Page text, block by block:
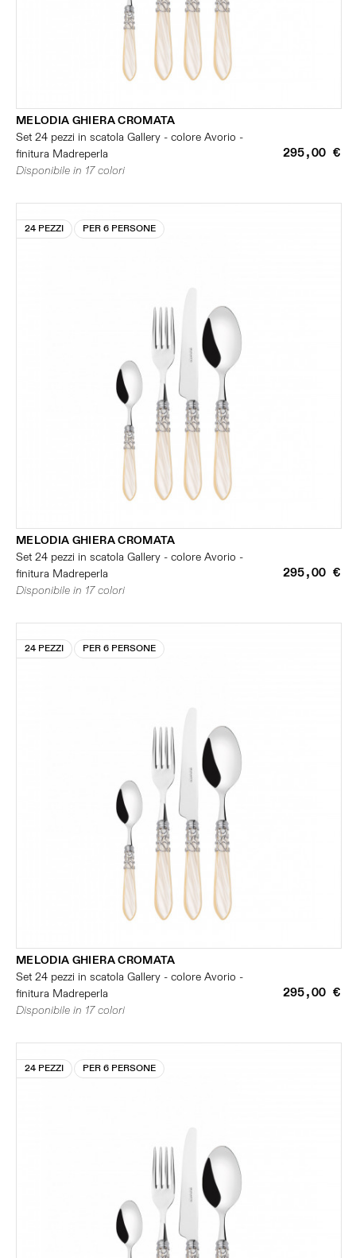
MELODIA GHIERA CROMATA
Set 24 pezzi in scatola Gallery - colore Avorio -
finitura Madreperla
295,00 €
Disponibile in 17 colori
24 PEZZI PER 6 PERSONE
MELODIA GHIERA CROMATA
Set 24 pezzi in scatola Gallery - colore Avorio -
finitura Madreperla
295,00 €
Disponibile in 17 colori
24 PEZZI PER 6 PERSONE
MELODIA GHIERA CROMATA
Set 24 pezzi in scatola Gallery - colore Avorio -
finitura Madreperla
295,00 €
Disponibile in 17 colori
24 PEZZI PER 6 PERSONE